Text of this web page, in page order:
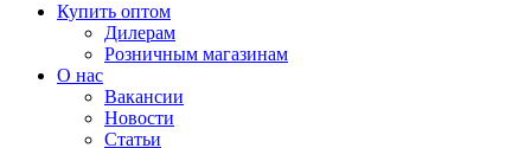
Купить оптом
Дилерам
Розничным магазинам
О нас
Вакансии
Новости
Статьи